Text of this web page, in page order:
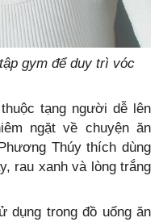
gym để duy trì vóc
tạng người dễ lên
ngặt về chuyện ăn
Thúy thích dùng
rau xanh và lòng trắng
dụng trong đồ uống ăn